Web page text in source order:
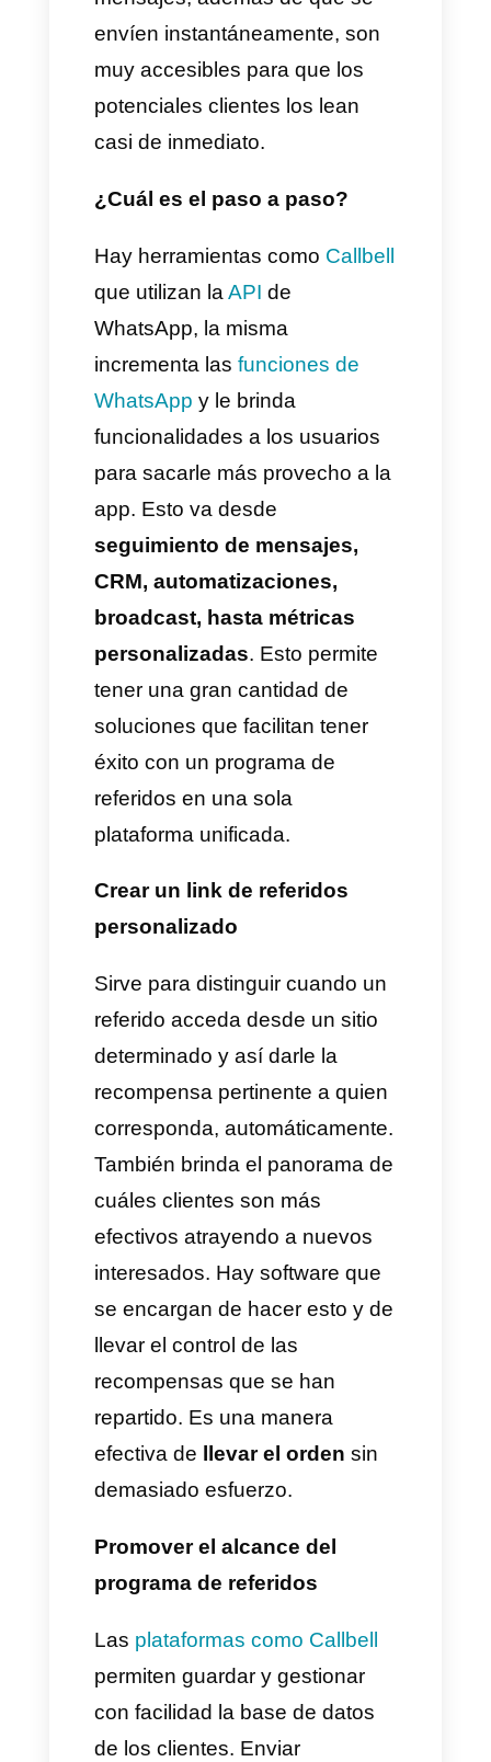
mismos que hacen sus propias
estrategias para aumentar el
alcance.
Son considerables las ventajas
programas de referidos
que es recomendable que las
empresas destinen recursos a
crear estrategias efectivas que
beneficien a sus clientes.
¿Qué tiene que ver WhatsApp
WhatsApp, como la herramienta
de comunicación directa más
poderosa, tiene un alcance que
no puedes desaprovechar
como empresa. Todos los
clientes que tengas es seguro
que tienen un dispositivo móvil
en su bolsillo, o tienen la
aplicación de
WhatsApp en la
PC. Esto hace que los
mensajes, además de que se
envíen instantáneamente, son
casi de inmediato.
¿Cuál es el paso a paso?
Hay herramientas como
que utilizan laAPI